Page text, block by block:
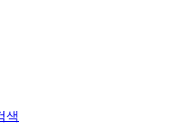
색